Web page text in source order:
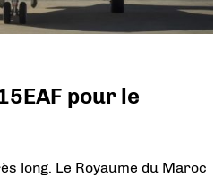
pour le
long. Le Royaume du Maroc